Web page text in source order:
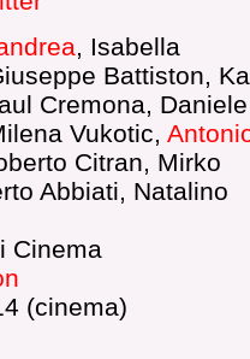
, Isabella
Battiston,
Cremona, Daniele
Vukotic,
Citran, Mirko
Abbiati, Natalino
Cinema
(cinema)